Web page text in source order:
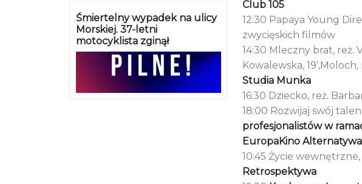
Śmiertelny wypadek na ulicy
Morskiej. 37-letni
motocyklista zginął
Club 105
12:30 Papaya Young
zwycięskich filmów
14:30 Mleczny brat, reż.
Kowalewska,
Studia Munka
16:30 Dziecko, reż.
18:00 Rozwijaj swój
profesjonalistów w
EuropaKino Alternatywa
10:45 Życie wewnętrzne,
Retrospektywa